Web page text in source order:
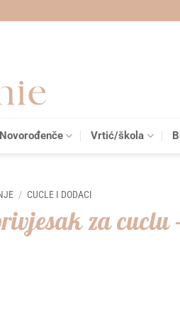
Novorođenče Vrtić/škola
/ CUCLE I DODACI
za cuclu